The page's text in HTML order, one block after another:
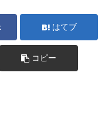
はてブ
コピー